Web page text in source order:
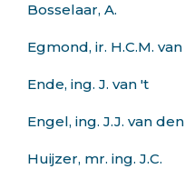
Bosselaar, A.
Egmond, ir. H.C.M. van
Ende, ing. J. van 't
Engel, ing. J.J. van den
Huijzer, mr. ing. J.C.